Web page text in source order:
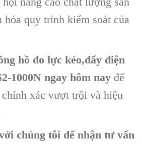
hóa quy trình kiểm soát của
hồ đo lực kéo,đẩy điện
1000N ngay hôm nayđể
xác vượt trội và hiệu
chúng tôi để nhận tư vấn